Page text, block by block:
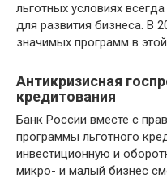
льготных условиях
для развития бизнеса. В
значимых программ в
Антикризисная
кредитования
Банк России вместе с
программы льготного
инвестиционную и
микро- и малый бизнес